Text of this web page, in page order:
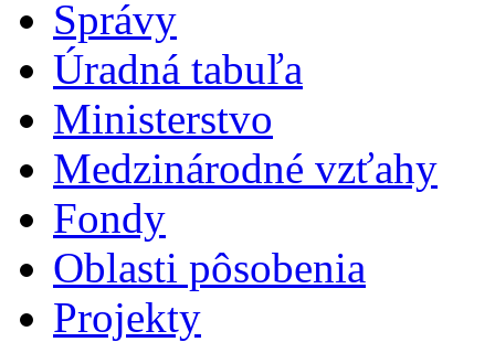
Správy
Úradná tabuľa
Ministerstvo
Medzinárodné vzťahy
Fondy
Oblasti pôsobenia
Projekty